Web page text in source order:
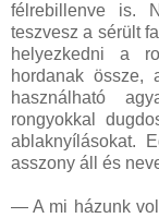
félrebillenve is.
teszvesz a sérült
helyezkedni a
hordanak össze,
használható
rongyokkal
ablaknyílásokat.
asszony áll és
— A mi házunk